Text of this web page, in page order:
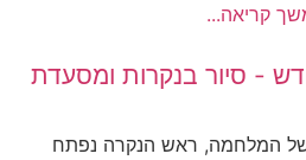
קריאה...
- סיור בנקרות ומסעדת
המלחמה, ראש הנקרה נפתח